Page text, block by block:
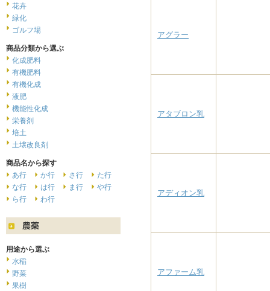
アグラー
アタブロン乳
アディオン乳
アファーム乳
花卉
緑化
ゴルフ場
商品分類から選ぶ
化成肥料
有機肥料
有機化成
液肥
機能性化成
栄養剤
培土
土壌改良剤
商品名から探す
あ行
か行 さ行
た行
な行
は行 ま行
や行
ら行
わ行
用途から選ぶ
水稲
野菜
果樹